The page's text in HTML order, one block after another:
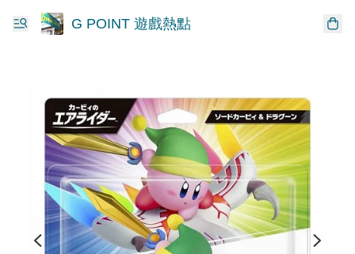
G POINT 遊戲熱點